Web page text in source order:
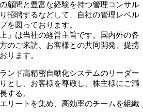
顧問と豊富な経験を持つ管理コンサル
招聘するなどして、自社の管理レベル
を図っております。
」は当社の経営主旨です。国内外の各
のご来訪、お客様との共同開発、提携
ります。
ンド高精密自動化システムのリーダー
とし、お客様を尊敬し、株主様にご満
する。
リートを集め、高効率のチームを組織